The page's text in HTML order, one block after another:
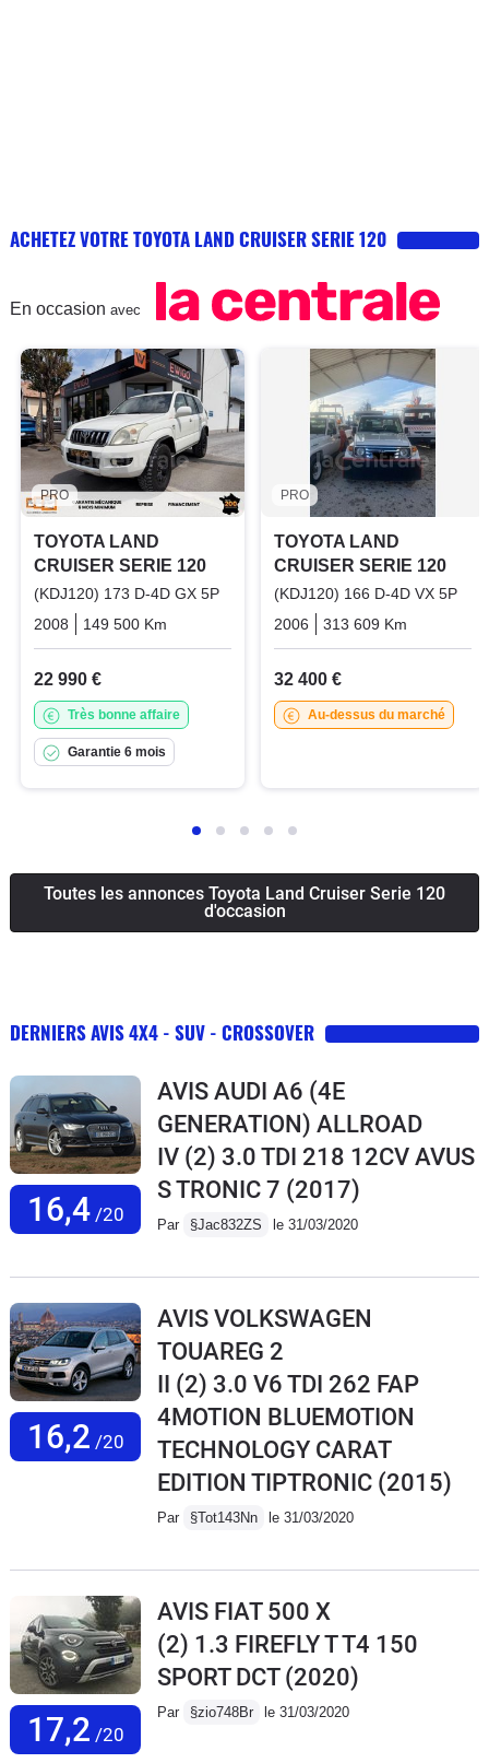
ACHETEZ VOTRE TOYOTA LAND CRUISER SERIE 120
En occasion avec
PRO
TOYOTA LAND
CRUISER SERIE 120
(KDJ120) 173 D-4D GX 5P
2008
149 500 Km Diesel
22 990 €
Très bonne affaire
Garantie 6 mois
PRO
TOYOTA LAND
CRUISER SERIE 120
(KDJ120) 166 D-4D VX 5P
2006
313 609 Km
32 400 €
Au-dessus du marché
Toutes les annonces Toyota Land Cruiser Serie 120
d'occasion
DERNIERS AVIS 4X4 - SUV - CROSSOVER
16,4/20
AVIS AUDI A6 (4E
GENERATION) ALLROAD
IV (2) 3.0 TDI 218 12CV AVUS
S TRONIC 7 (2017)
Par §Jac832ZS le 31/03/2020
16,2 /20
AVIS VOLKSWAGEN
TOUAREG 2
II (2) 3.0 V6 TDI 262 FAP
4MOTION BLUEMOTION
TECHNOLOGY CARAT
EDITION TIPTRONIC (2015)
Par §Tot143Nn le 31/03/2020
17,2 /20
AVIS FIAT 500 X
(2) 1.3 FIREFLY T T4 150
SPORT DCT(2020)
Par §zio748Br le 31/03/2020